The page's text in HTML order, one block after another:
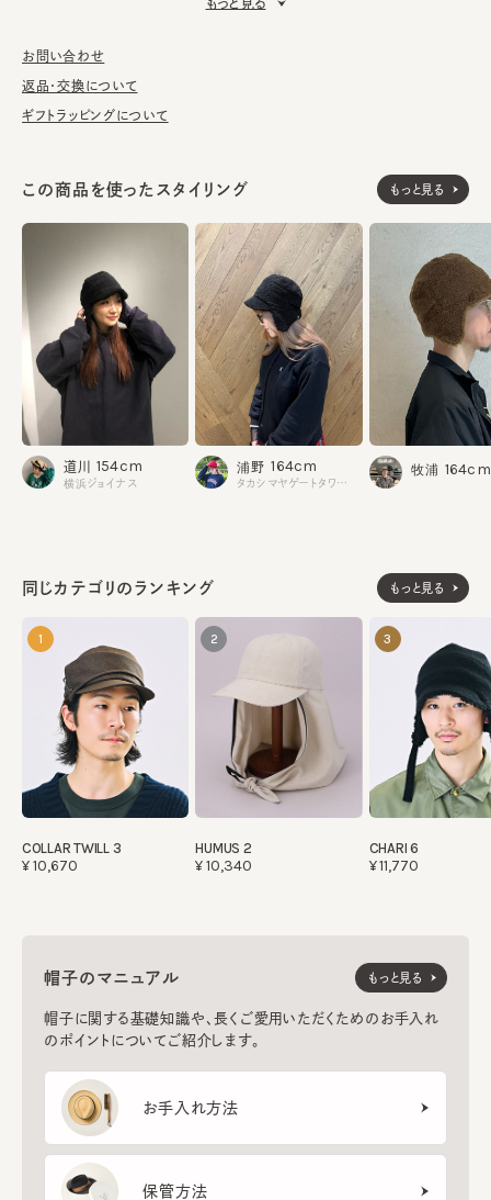
洗濯不可。汚れにつきましては、帽子が汚れてしまう前の対策と
して、消臭・抗菌用のスプレーをお勧めしております。
ファー部分：ポリエステル100%
裏地：綿100%
made in JAPAN
お問い合わせ
返品・交換について
ギフトラッピングについて
同じカテゴリのランキング もっと見る
1
COLLAR TWILL 3
¥10,670
2
HUMUS 2
¥10,340
3
CHARI 6
¥11,770
帽子のマニュアル
帽子に関する基礎知識や、長くご愛用いただくためのお手入れ
のポイントについてご紹介します。
お手入れ方法
保管方法
もっと見る
この商品を使ったスタイリング もっと見る
道川 154cm
横浜ジョイナス
浦野 164cm
タカシマヤゲートタワーモール
牧浦 164cm